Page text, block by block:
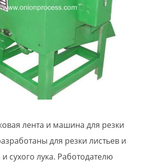
лента и машина для резки
для резки листьев и
сухого лука. Работодателю